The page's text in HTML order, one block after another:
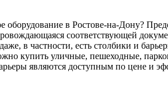
оборудование в Ростове-на-Дону?
соответствующей
в частности, есть столбики и
купить уличные, пешеходные,
являются доступным по цене и